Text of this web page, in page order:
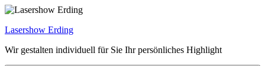
Zum
springen
Lasershow Erding
Wir gestalten individuell für Sie Ihr persönliches Highlight